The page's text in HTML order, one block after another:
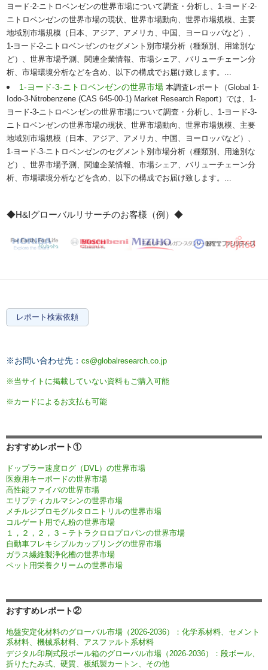
ヨード-2-ニトロベンゼンの世界市場について調査・分析し、1-ヨード-2-
ニトロベンゼンの世界市場の現状、世界市場動向、世界市場規模、主要
地域別市場規模（日本、アジア、アメリカ、中国、ヨーロッパなど）、
1-ヨード-2-ニトロベンゼンのセグメント別市場分析（種類別、用途別な
ど）、世界市場予測、関連企業情報、市場シェア、バリューチェーン分
析、市場環境分析などを含め、以下の構成でお届け致します。...
1-ヨード-3-ニトロベンゼンの世界市場本調査レポート（Global 1-
Iodo-3-Nitrobenzene (CAS 645-00-1) Market Research Report）では、1-
ヨード-3-ニトロベンゼンの世界市場について調査・分析し、1-ヨード-3-
ニトロベンゼンの世界市場の現状、世界市場動向、世界市場規模、主要
地域別市場規模（日本、アジア、アメリカ、中国、ヨーロッパなど）、
1-ヨード-3-ニトロベンゼンのセグメント別市場分析（種類別、用途別な
ど）、世界市場予測、関連企業情報、市場シェア、バリューチェーン分
析、市場環境分析などを含め、以下の構成でお届け致します。...
◆H&Iグローバルリサーチのお客様（例）◆
レポート検索依頼
※お問い合わせ先： cs@globalresearch.co.jp
※当サイトに掲載していない資料もご購入可能
※カードによるお支払も可能
おすすめレポート①
ドップラー速度ログ（DVL）の世界市場
医療用キーボードの世界市場
高性能ファイバの世界市場
エリプティカルマシンの世界市場
メチルジブロモグルタロニトリルの世界市場
コルゲート用でん粉の世界市場
１，２，２，３－テトラクロロプロパンの世界市場
自動車フレキシブルカップリングの世界市場
ガラス繊維製浄化槽の世界市場
ペット用栄養クリームの世界市場
おすすめレポート②
地盤安定化材料のグローバル市場（2026-2036）：化学系材料、セメント
系材料、機械系材料、アスファルト系材料
デジタル印刷式段ボール箱のグローバル市場（2026-2036）：段ボール、
折りたたみ式、硬質、板紙製カートン、その他